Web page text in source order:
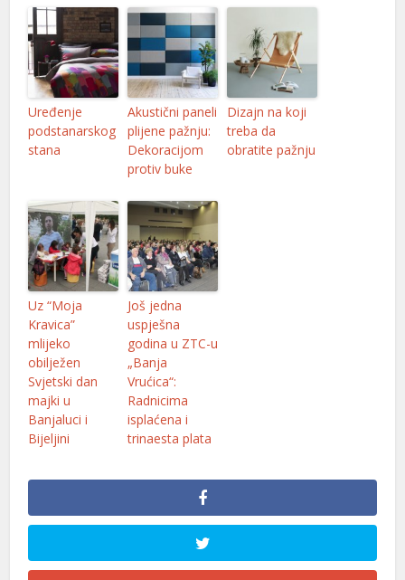
Uređenje
podstanarskog
stana
Akustični paneli
plijene pažnju:
Dekoracijom
protiv buke
Dizajn na koji
treba da
obratite pažnju
Uz “Moja
Kravica”
mlijeko
obilježen
Svjetski dan
majki u
Banjaluci i
Bijeljini
Još jedna
uspješna
godina u ZTC-u
„Banja
Vrućica“:
Radnicima
isplaćena i
trinaesta plata